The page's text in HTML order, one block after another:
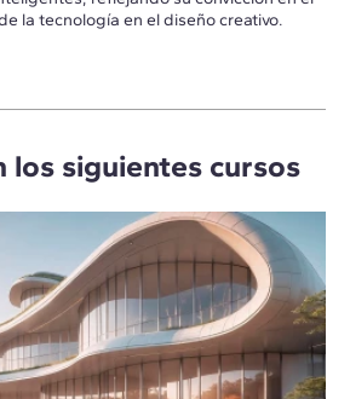
la tecnología en el diseño creativo.
los siguientes cursos